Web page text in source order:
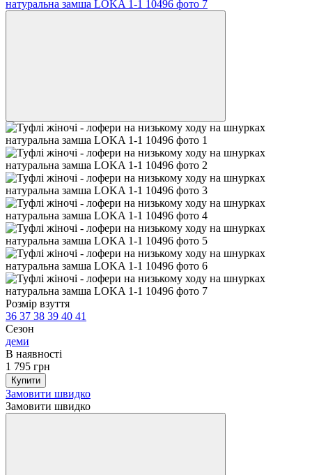
Розмір взуття
36 37 38 39 40 41
Сезон
деми
В наявності
1 795 грн
Купити
Замовити швидко
Замовити швидко